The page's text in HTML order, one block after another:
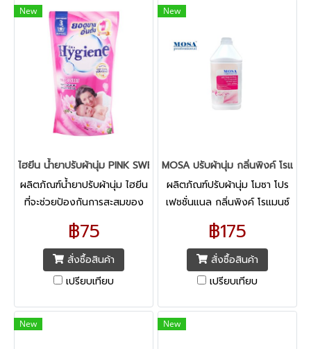
New
ไฮยีน น้ำยาปรับผ้านุ่ม PINK SWEET ชมพู 600 มล.
ผลิตภัณฑ์น้ำยาปรับผ้านุ่ม ไฮยีน
ที่จะช่วยป้องกันการสะสมของ
กลิ่นไม่พึงประสงค์ระหว่างวัน
เพื่อกลิ่นหอม สดชื่น
ยาวนาน เพิ่มพลังความสดชื่น
฿75
สั่งซื้อสินค้า
เปรียบเทียบ
New
MOSA ปรับผ้านุ่ม กลิ่นพิงค์ โรแมนซ์
ผลิตภัณฑ์ปรับผ้านุ่ม โมซา โปร
เฟชชั่นแนล กลิ่นพิงค์ โรแมนซ์
ผ้าหอมสำหรับผ้าทุกชนิด ผ้านุ่มฟู
รีดง่าย ป้องกันกลิ่นอับชื้น
฿175
สั่งซื้อสินค้า
เปรียบเทียบ
New New